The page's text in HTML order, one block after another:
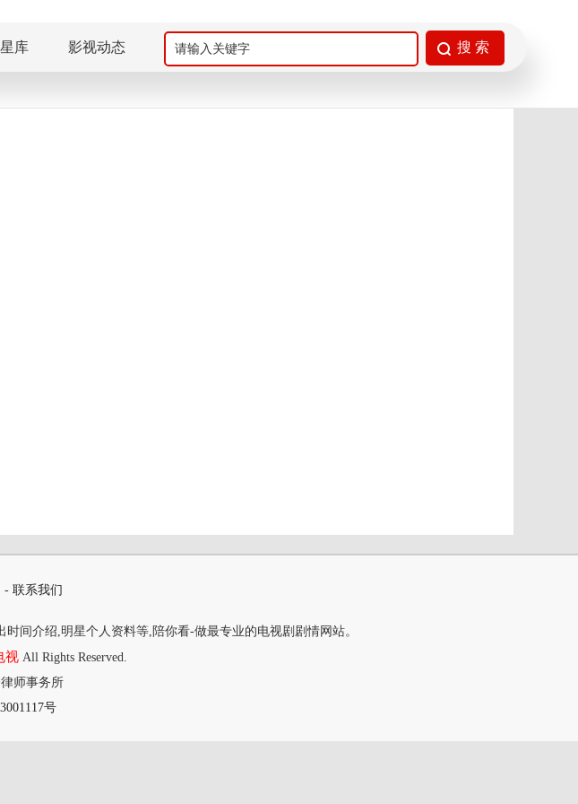
库 影视动态
- 联系我们
间介绍,明星个人资料等,陪你看-做最专业的电视剧剧情网站。
视All Rights Reserved.
师事务所
号